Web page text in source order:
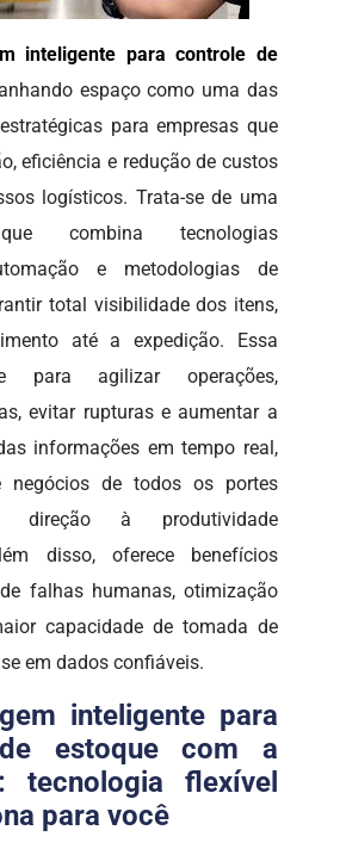
inteligente para controle de
espaço como uma das
para empresas que
eficiência e redução de custos
logísticos. Trata-se de uma
combina tecnologias
e metodologias de
total visibilidade dos itens,
até a expedição. Essa
para agilizar operações,
evitar rupturas e aumentar a
informações em tempo real,
negócios de todos os portes
direção à produtividade
disso, oferece benefícios
falhas humanas, otimização
capacidade de tomada de
em dados confiáveis.
inteligente para
estoque com a
tecnologia flexível
para você